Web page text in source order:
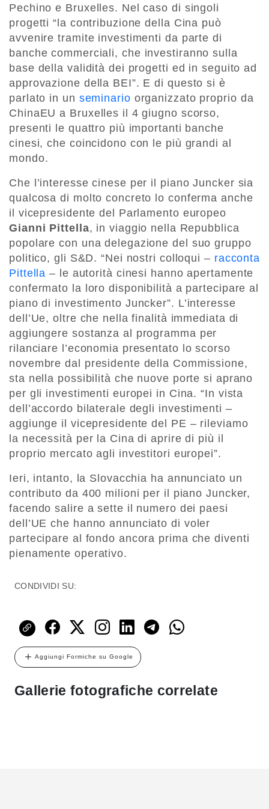
Pechino e Bruxelles. Nel caso di singoli
progetti “la contribuzione della Cina può
avvenire tramite investimenti da parte di
banche commerciali, che investiranno sulla
base della validità dei progetti ed in seguito ad
approvazione della BEI”. E di questo si è
parlato in un seminario organizzato proprio da
ChinaEU a Bruxelles il 4 giugno scorso,
presenti le quattro più importanti banche
cinesi, che coincidono con le più grandi al
mondo.
Che l’interesse cinese per il piano Juncker sia
qualcosa di molto concreto lo conferma anche
il vicepresidente del Parlamento europeo
Gianni Pittella, in viaggio nella Repubblica
popolare con una delegazione del suo gruppo
politico, gli S&D. “Nei nostri colloqui – racconta
Pittella – le autorità cinesi hanno apertamente
confermato la loro disponibilità a partecipare al
piano di investimento Juncker”. L’interesse
dell’Ue, oltre che nella finalità immediata di
aggiungere sostanza al programma per
rilanciare l’economia presentato lo scorso
novembre dal presidente della Commissione,
sta nella possibilità che nuove porte si aprano
per gli investimenti europei in Cina. “In vista
dell’accordo bilaterale degli investimenti –
aggiunge il vicepresidente del PE – rileviamo
la necessità per la Cina di aprire di più il
proprio mercato agli investitori europei”.
Ieri, intanto, la Slovacchia ha annunciato un
contributo da 400 milioni per il piano Juncker,
facendo salire a sette il numero dei paesi
dell’UE che hanno annunciato di voler
partecipare al fondo ancora prima che diventi
pienamente operativo.
CONDIVIDI SU:
Aggiungi Formiche su Google
Gallerie fotografiche correlate